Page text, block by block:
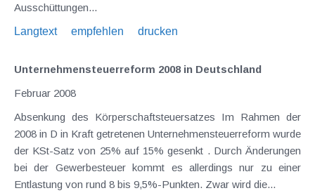
Ausschüttungen...
Langtext
empfehlen drucken
Unternehmensteuerreform 2008 in Deutschland
Februar 2008
Absenkung des Körperschaftsteuersatzes Im Rahmen der
2008 in D in Kraft getretenen Unternehmensteuerreform wurde
der KSt-Satz von 25% auf 15% gesenkt . Durch Änderungen
bei der Gewerbesteuer kommt es allerdings nur zu einer
Entlastung von rund 8 bis 9,5%-Punkten. Zwar wird die...